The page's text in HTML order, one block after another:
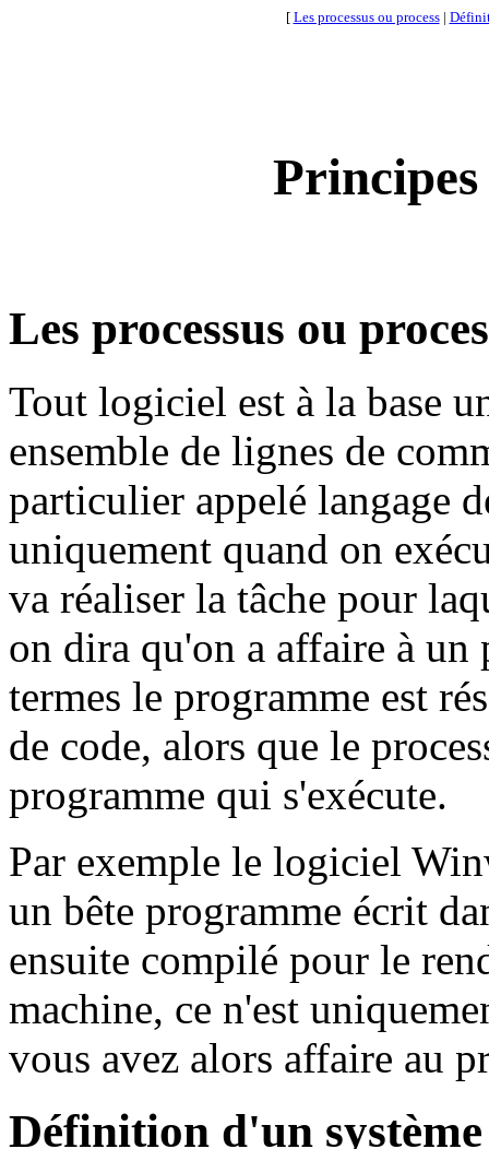
[ Les processus ou process|
Les processus ou
Tout logiciel est à la base
ensemble de lignes de
particulier appelé langage
uniquement quand on
va réaliser la tâche pour
on dira qu'on a affaire à un
termes le programme est
de code, alors que le
programme qui s'exécute.
Par exemple le logiciel
un bête programme écrit
ensuite compilé pour le
machine, ce n'est
vous avez alors affaire au
Définition d'un